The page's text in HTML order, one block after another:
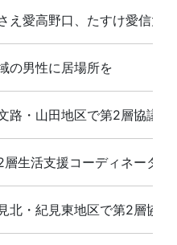
え愛高野口、たすけ愛信太
の男性に居場所を
路・山田地区で第2層協議体
層生活支援コーディネータ
北・紀見東地区で第2層協議